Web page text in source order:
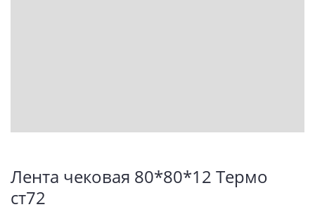
Лента чековая 80*80*12 Термо
ст72